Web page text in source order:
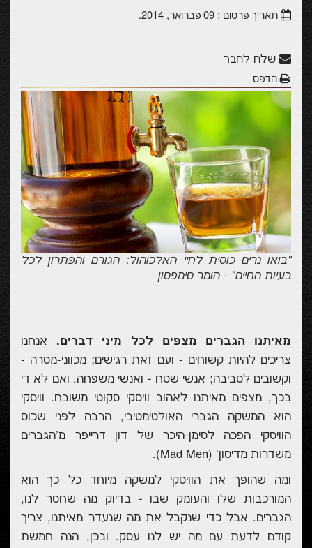
תאריך פרסום : 09 פברואר, 2014 .
שלח לחבר
הדפס
"בואו נרים כוסית לחיי האלכוהול: הגורם והפתרון לכל
בעיות החיים" - הומר סימפסון
מאיתנו הגברים מצפים לכל מיני דברים. אנחנו
צריכים להיות קשוחים - ועם זאת רגישים; מכווני-מטרה -
וקשובים לסביבה; אנשי שטח - ואנשי משפחה. ואם לא די
בכך, מצפים מאיתנו לאהוב וויסקי סקוטי משובח. וויסקי
הוא המשקה הגברי האולטימטיבי, הרבה לפני שכוס
הוויסקי הפכה לסימן-היכר של דון דרייפר מ'הגברים
משדרות מדיסון' (Mad Men
).
ומה שהופך את הוויסקי למשקה מיוחד כל כך הוא
המורכבות שלו והעומק שבו - בדיוק מה שחסר לנו,
הגברים. אבל כדי שנקבל את מה שנעדר מאיתנו, צריך
קודם לדעת עם מה יש לנו עסק. ובכן, הנה חמשת